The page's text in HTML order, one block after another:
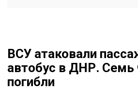
ВСУ атаковали
автобус в ДНР. Семь
погибли